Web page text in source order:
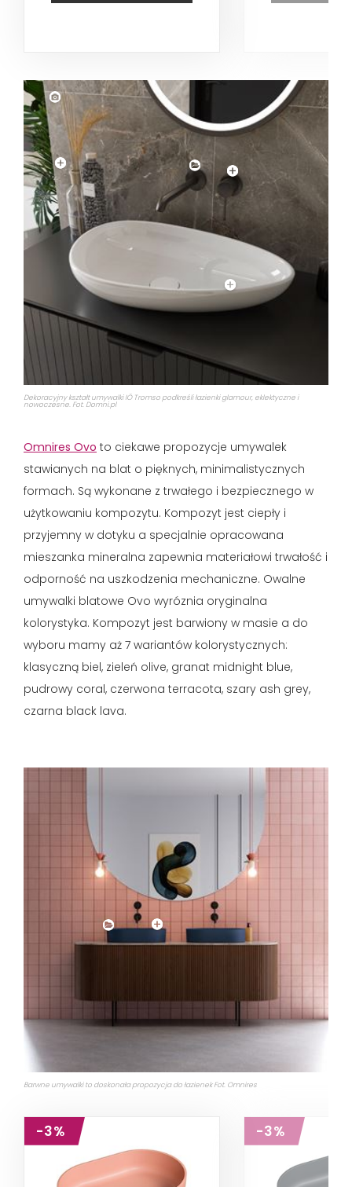
Dekoracyjny kształt umywalki IÖ Tromso podkreśli łazienki glamour, eklektyczne i
nowoczesne. Fot. Domni.pl
Omnires Ovo to ciekawe propozycje umywalek
stawianych na blat o pięknych, minimalistycznych
formach. Są wykonane z trwałego i bezpiecznego w
użytkowaniu kompozytu. Kompozyt jest ciepły i
przyjemny w dotyku a specjalnie opracowana
mieszanka mineralna zapewnia materiałowi trwałość i
odporność na uszkodzenia mechaniczne. Owalne
umywalki blatowe Ovo wyróznia oryginalna
kolorystyka. Kompozyt jest barwiony w masie a do
wyboru mamy aż 7 wariantów kolorystycznych:
klasyczną biel, zieleń olive, granat midnight blue,
pudrowy coral, czerwona terracota, szary ash grey,
czarna black lava.
Barwne umywalki to doskonała propozycja do łazienek Fot. Omnires
-3% -3%